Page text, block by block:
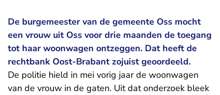
De burgemeester van de gemeente Oss mocht
een vrouw uit Oss voor drie maanden de toegang
tot haar woonwagen ontzeggen. Dat heeft de
rechtbank Oost-Brabant zojuist geoordeeld.
De politie hield in mei vorig jaar de woonwagen
van de vrouw in de gaten. Uit dat onderzoek bleek